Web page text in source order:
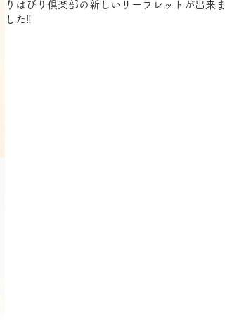
りはびり倶楽部の新しいリーフレットが出来ま
した‼